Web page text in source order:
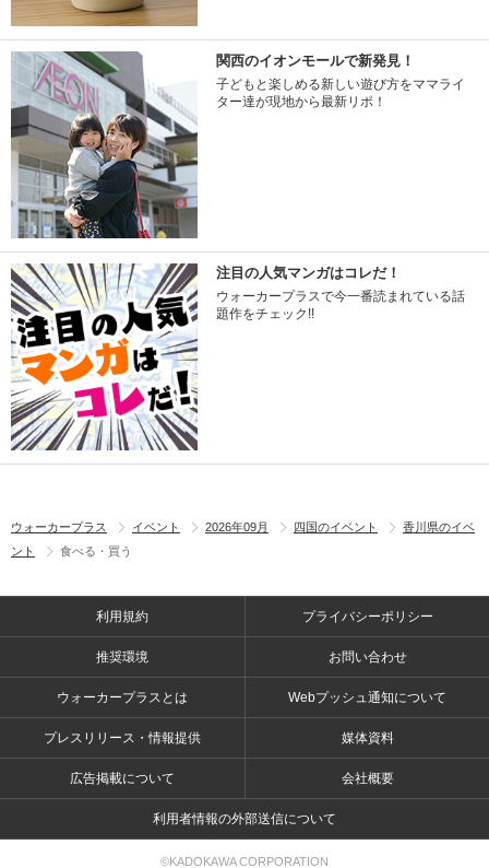
関西のイオンモールで新発見！
子どもと楽しめる新しい遊び方をママライ
ター達が現地から最新リポ！
注目の人気マンガはコレだ！
ウォーカープラスで今一番読まれている話
題作をチェック!!
ウォーカープラス イベント 2026年09月 四国のイベント
香川県のイベ
ント
食べる・買う
利用規約 プライバシーポリシー
推奨環境 お問い合わせ
ウォーカープラスとは Webプッシュ通知について
プレスリリース・情報提供 媒体資料
広告掲載について 会社概要
利用者情報の外部送信について
©KADOKAWA CORPORATION